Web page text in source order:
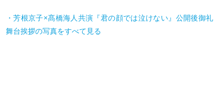
・芳根京子×髙橋海人共演『君の顔では泣けない』公開後御礼
舞台挨拶の写真をすべて見る